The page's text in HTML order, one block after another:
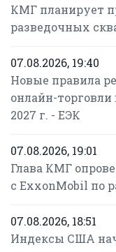
КМГ планирует
разведочных
07.08.2026, 19:40
Новые правила
онлайн-торговли
2027 г. - ЕЭК
07.08.2026, 19:01
Глава КМГ
с ExxonMobil по
07.08.2026, 18:51
Индексы США